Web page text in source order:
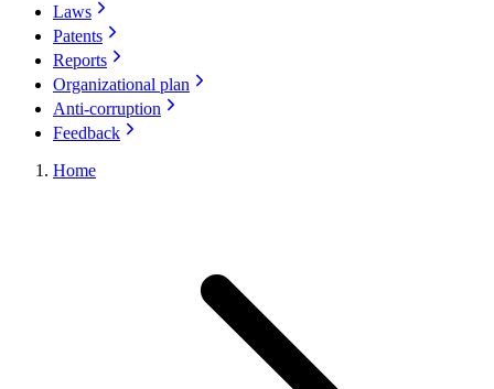
Laws
Patents
Reports
Organizational plan
Anti-corruption
Feedback
Home